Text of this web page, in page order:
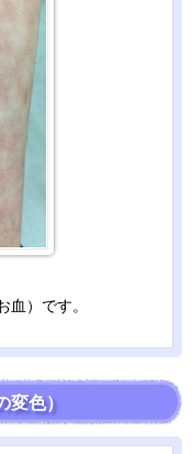
血）です。
色）